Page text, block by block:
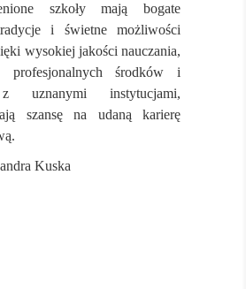
szkoły mają bogate
i świetne możliwości
wysokiej jakości nauczania,
profesjonalnych środków i
z uznanymi instytucjami,
szansę na udaną karierę
Kuska